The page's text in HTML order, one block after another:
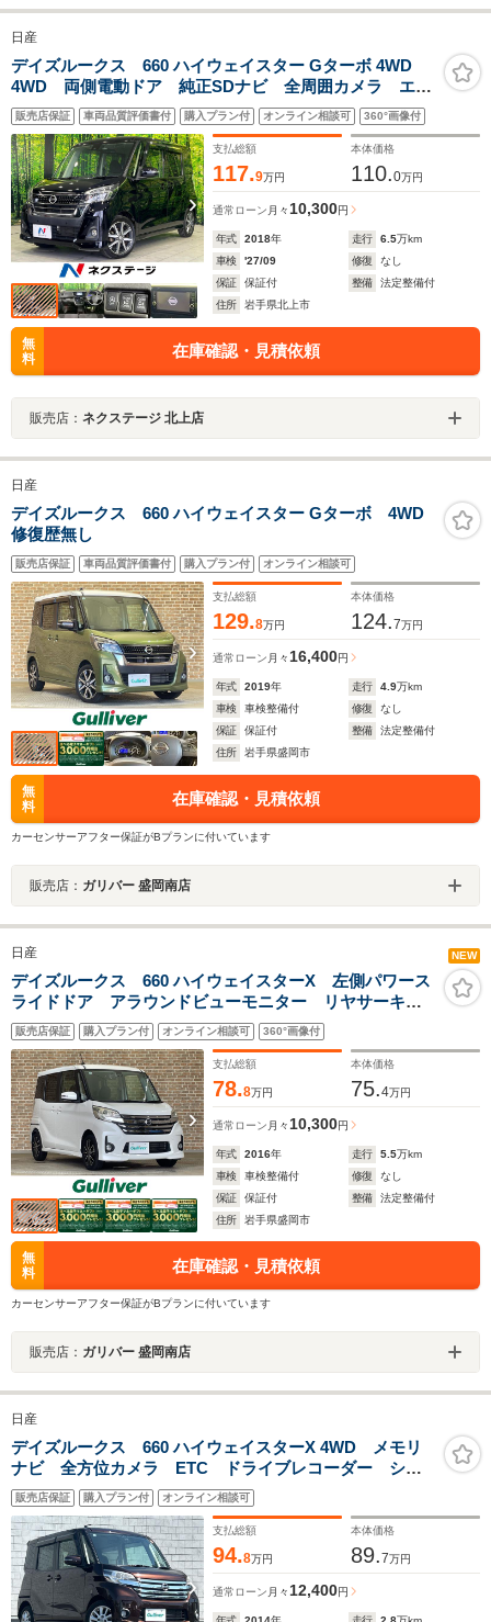
日産
デイズルークス 660 ハイウェイスター Gターボ 4WD
4WD 両側電動ドア 純正SDナビ 全周囲カメラ エマ
ージェンシーブレーキ 禁煙車 シートヒーター ドラ
レコ コーナーセンサー スマートキー LEDヘッド
ETC クルコン オートハイビーム フルセグ
販売店保証 車両品質評価書付 購入プラン付 オンライン相談可 360°画像付
支払総額
117.9万円
本体価格
110.0万円
通常ローン 月々 10,300円
年式 2018年 走行 6.5万km
車検
'27/09 修復
なし
保証
保証付 整備
法定整備付
住所
岩手県北上市
無
料
在庫確認・見積依頼
販売店： ネクステージ 北上店
日産
デイズルークス 660 ハイウェイスター Gターボ 4WD
修復歴無し
販売店保証 車両品質評価書付 購入プラン付 オンライン相談可
支払総額
129.8万円
本体価格
124.7万円
通常ローン 月々 16,400円
年式 2019年 走行 4.9万km
車検
車検整備付 修復
なし
保証
保証付 整備
法定整備付
住所
岩手県盛岡市
無
料
在庫確認・見積依頼
カーセンサーアフター保証がBプランに付いています
販売店： ガリバー 盛岡南店
日産 NEW
デイズルークス 660 ハイウェイスターX 左側パワース
ライドドア アラウンドビューモニター リヤサーキュ
レーター エマージェンシーブレーキ 横滑り防止装
置 アイドリングストップ 純正ナビ フルセグTV ロ
ールサンシェード ETC
販売店保証 購入プラン付 オンライン相談可 360°画像付
支払総額
78.8万円
本体価格
75.4万円
通常ローン 月々 10,300円
年式 2016年 走行 5.5万km
車検
車検整備付 修復
なし
保証
保証付 整備
法定整備付
住所
岩手県盛岡市
無
料
在庫確認・見積依頼
カーセンサーアフター保証がBプランに付いています
販売店： ガリバー 盛岡南店
日産
デイズルークス 660 ハイウェイスターX 4WD メモリ
ナビ 全方位カメラ ETC ドライブレコーダー シー
トヒーター ドライブレコーダー パワースライドド
ア 後席サーキュレーター 後席サンシェード スマー
トキー プッシュスタート
販売店保証 購入プラン付 オンライン相談可
支払総額
94.8万円
本体価格
89.7万円
通常ローン 月々12,400円